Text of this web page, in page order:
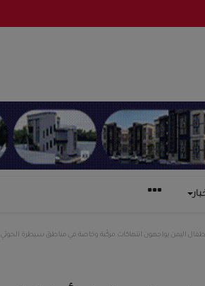
اليمن يواجهون انتهاكات مركّبة وخاصة في مناطق سيطرة الحوثي